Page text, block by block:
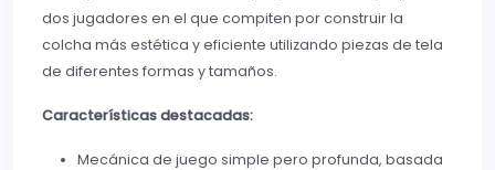
dos jugadores en el que compiten por construir la
colcha más estética y eficiente utilizando piezas de tela
de diferentes formas y tamaños.
Características destacadas:
Mecánica de juego simple pero profunda, basada